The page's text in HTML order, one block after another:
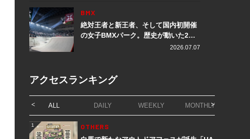
BMX
絶対王者と新王者、そして国内初開催
の女子BMXパーク。歴史が動いた2日
2026.07.07
アクセスランキング
ALL DAILY WEEKLY MONTHLY
1 OTHERS